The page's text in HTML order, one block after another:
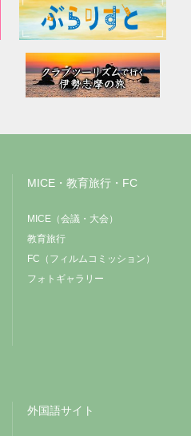
MICE・教育旅行・FC
MICE（会議・大会）
教育旅行
FC（フィルムコミッション）
フォトギャラリー
外国語サイト